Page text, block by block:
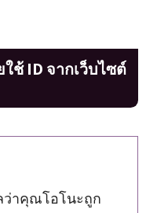
ช้ ID จากเว็บไซต์
าคุณโอโนะถูก